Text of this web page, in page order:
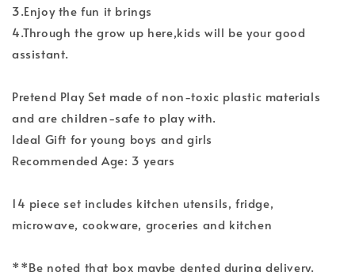
3.Enjoy the fun it brings
4.Through the grow up here,kids will be your good
assistant.
Pretend Play Set made of non-toxic plastic materials
and are children-safe to play with.
Ideal Gift for young boys and girls
Recommended Age: 3 years
14 piece set includes kitchen utensils, fridge,
microwave, cookware, groceries and kitchen
**Be noted that box maybe dented during delivery.